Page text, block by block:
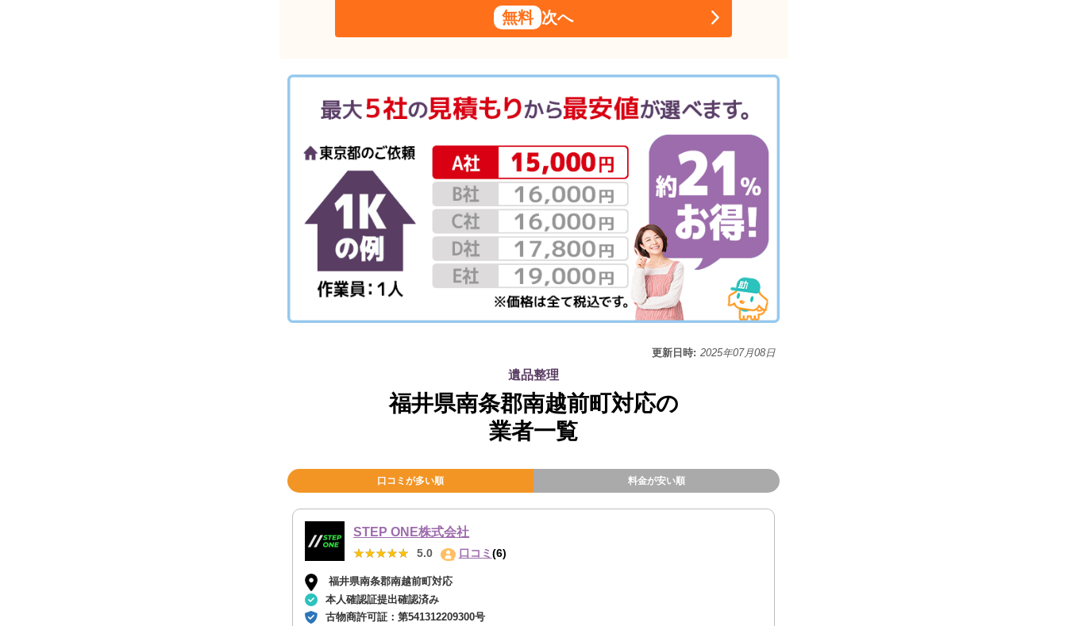
無料 次へ
更新日時: 2025年07月08日
遺品整理
福井県南条郡南越前町対応の
業者一覧
口コミが多い順 料金が安い順
STEP ONE株式会社
★★★★★
★★★★★ 5.0 口コミ(6)
福井県南条郡南越前町対応
本人確認証提出確認済み
古物商許可証： 第541312209300号